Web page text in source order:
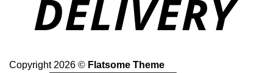
Copyright 2026 © Flatsome Theme